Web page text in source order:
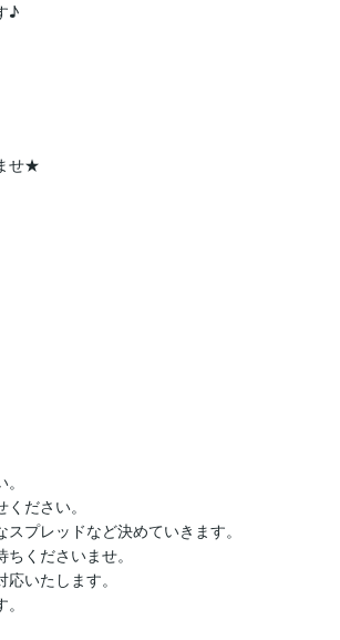
♪
せ★
ださい。
プレッドなど決めていきます。
くださいませ。
いたします。